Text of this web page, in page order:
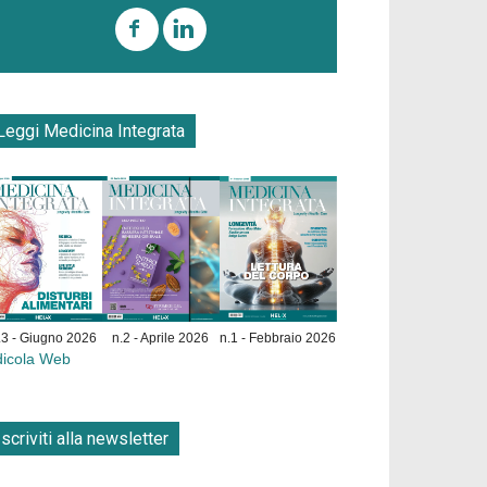
Medicina Integrata
- Giugno 2026 n.2 - Aprile 2026 n.1 - Febbraio 2026
Web
alla newsletter